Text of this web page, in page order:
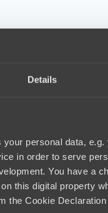
Details
your personal data,
in order to serve
You have a
this digital property
the Cookie
cookieО нас
и сотрудничество: